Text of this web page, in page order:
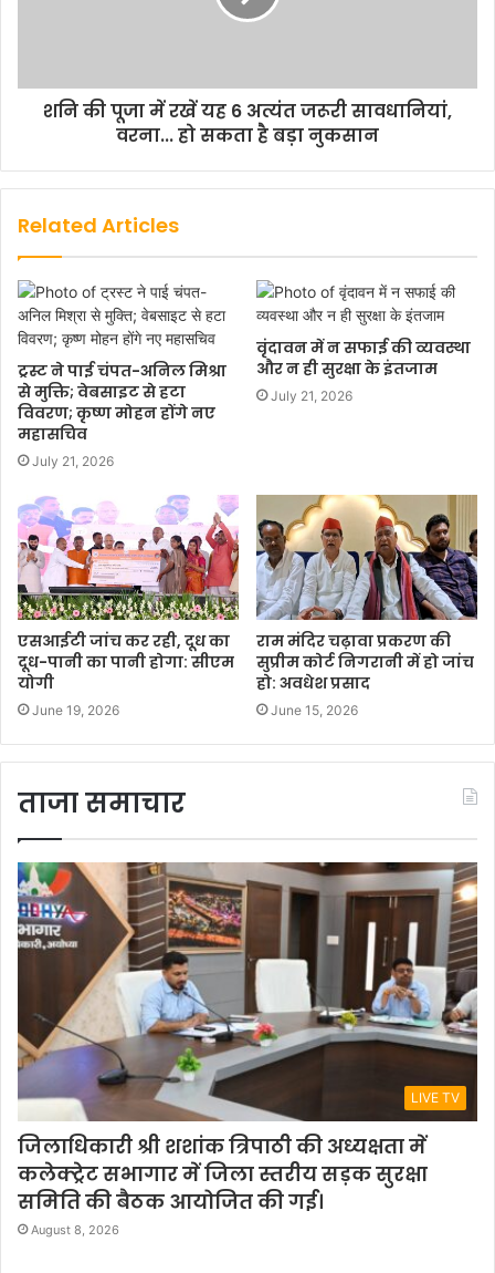
शनि की पूजा में रखें यह 6 अत्यंत जरूरी सावधानियां,
वरना... हो सकता है बड़ा नुकसान
Related Articles
ट्रस्ट ने पाई चंपत-अनिल मिश्रा
से मुक्ति; वेबसाइट से हटा
विवरण; कृष्ण मोहन होंगे नए
महासचिव
July 21, 2026
वृंदावन में न सफाई की व्यवस्था
और न ही सुरक्षा के इंतजाम
July 21, 2026
एसआईटी जांच कर रही, दूध का
दूध-पानी का पानी होगा: सीएम
योगी
June 19, 2026
राम मंदिर चढ़ावा प्रकरण की
सुप्रीम कोर्ट निगरानी में हो जांच
हो: अवधेश प्रसाद
June 15, 2026
ताजा समाचार
LIVE TV
जिलाधिकारी श्री शशांक त्रिपाठी की अध्यक्षता में
कलेक्ट्रेट सभागार में जिला स्तरीय सड़क सुरक्षा
समिति की बैठक आयोजित की गई।
August 8, 2026